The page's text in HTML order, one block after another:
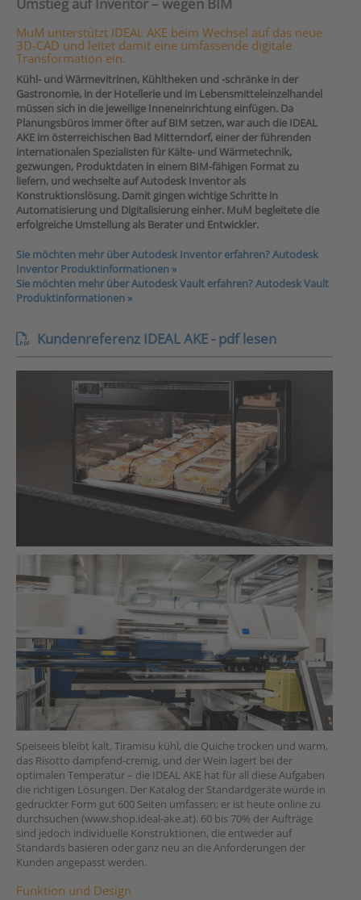
Umstieg auf Inventor – wegen BIM
MuM unterstützt IDEAL AKE beim Wechsel auf das neue
3D-CAD und leitet damit eine umfassende digitale
Transformation ein.
Kühl- und Wärmevitrinen, Kühltheken und -schränke in der
Gastronomie, in der Hotellerie und im Lebensmitteleinzelhandel
müssen sich in die jeweilige Inneneinrichtung einfügen. Da
Planungsbüros immer öfter auf BIM setzen, war auch die IDEAL
AKE im österreichischen Bad Mitterndorf, einer der führenden
internationalen Spezialisten für Kälte- und Wärmetechnik,
gezwungen, Produktdaten in einem BIM-fähigen Format zu
liefern, und wechselte auf Autodesk Inventor als
Konstruktionslösung. Damit gingen wichtige Schritte in
Automatisierung und Digitalisierung einher. MuM begleitete die
erfolgreiche Umstellung als Berater und Entwickler.
Sie möchten mehr über Autodesk Inventor erfahren? Autodesk
Inventor Produktinformationen »
Sie möchten mehr über Autodesk Vault erfahren? Autodesk Vault
Produktinformationen »
Kundenreferenz IDEAL AKE - pdf lesen
Speiseeis bleibt kalt, Tiramisu kühl, die Quiche trocken und warm,
das Risotto dampfend-cremig, und der Wein lagert bei der
optimalen Temperatur – die IDEAL AKE hat für all diese Aufgaben
die richtigen Lösungen. Der Katalog der Standardgeräte würde in
gedruckter Form gut 600 Seiten umfassen; er ist heute online zu
durchsuchen (www.shop.ideal-ake.at). 60 bis 70% der Aufträge
sind jedoch individuelle Konstruktionen, die entweder auf
Standards basieren oder ganz neu an die Anforderungen der
Kunden angepasst werden.
Funktion und Design